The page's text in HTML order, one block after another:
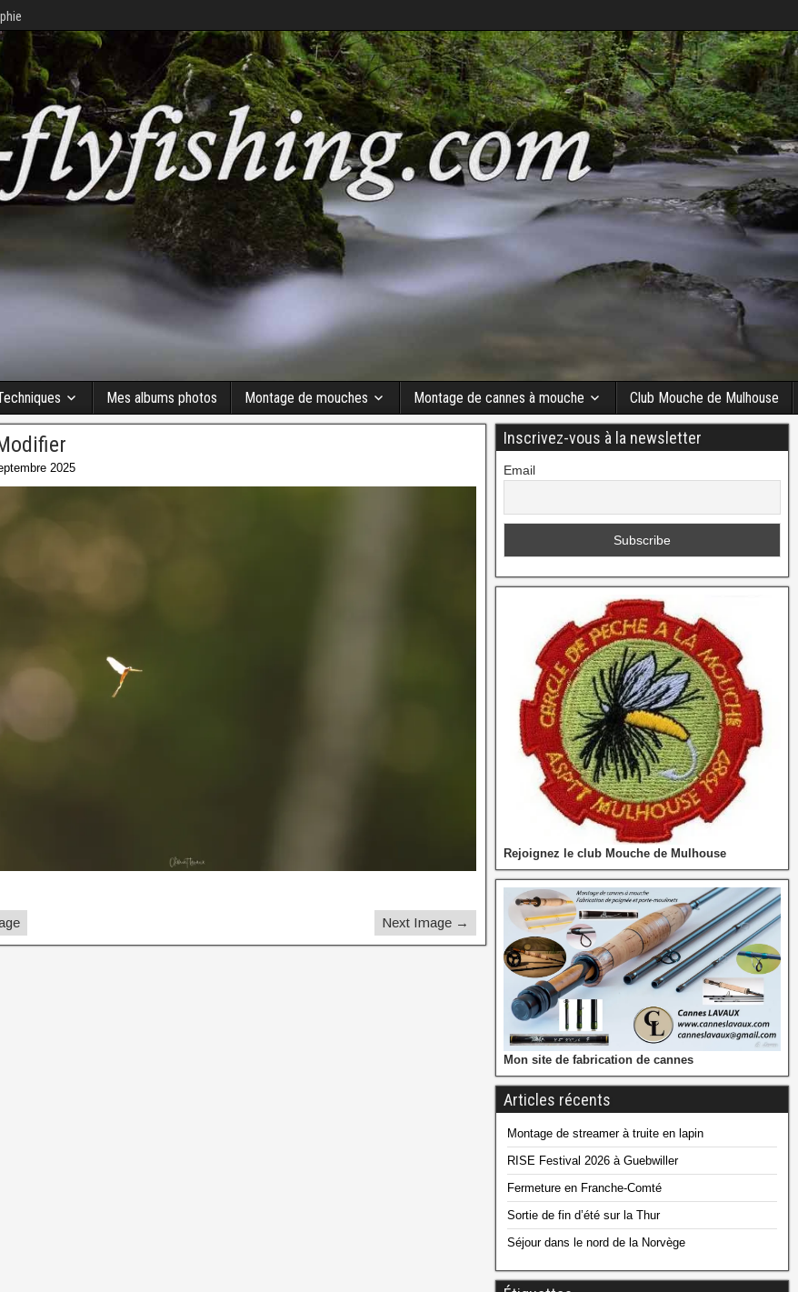
Mes albums photos Montage de mouches Montage de cannes à mouche Club Mouche de Mulhouse
2025
Next Image →
Inscrivez-vous à la newsletter
Email
Rejoignez le club Mouche de Mulhouse
Mon site de fabrication de cannes
Articles récents
Montage de streamer à truite en lapin
RISE Festival 2026 à Guebwiller
Fermeture en Franche-Comté
Sortie de fin d’été sur la Thur
Séjour dans le nord de la Norvège